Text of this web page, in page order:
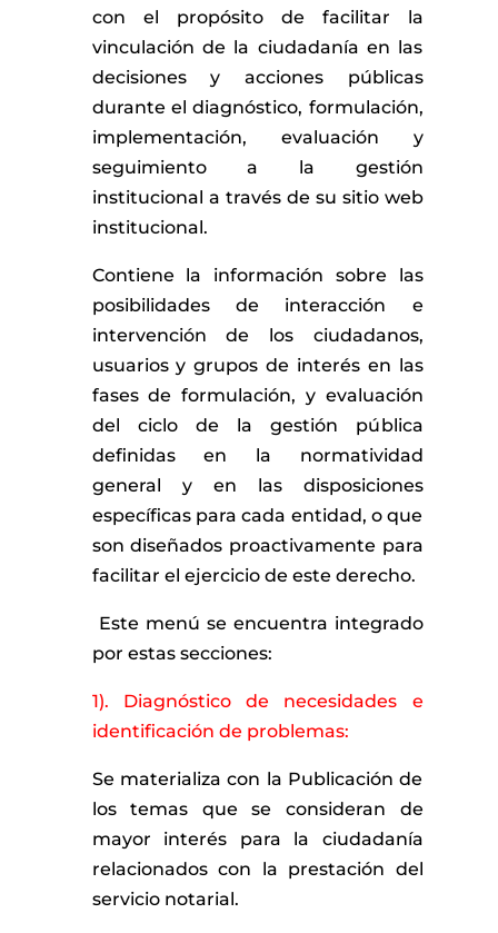
con el propósito de facilitar la
vinculación de la ciudadanía en las
decisiones y acciones públicas
durante el diagnóstico, formulación,
implementación, evaluación y
seguimiento a la gestión
institucional a través de su sitio web
institucional.
Contiene la información sobre las
posibilidades de interacción e
intervención de los ciudadanos,
usuarios y grupos de interés en las
fases de formulación, y evaluación
del ciclo de la gestión pública
definidas en la normatividad
general y en las disposiciones
específicas para cada entidad, o que
son diseñados proactivamente para
facilitar el ejercicio de este derecho.
Este menú se encuentra integrado
por estas secciones:
1). Diagnóstico de necesidades e
identificación de problemas:
Se materializa con la Publicación de
los temas que se consideran de
mayor interés para la ciudadanía
relacionados con la prestación del
servicio notarial.